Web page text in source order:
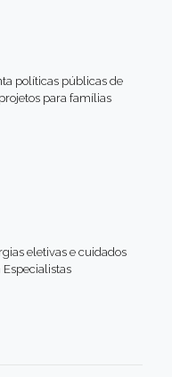
políticas públicas de
para famílias
eletivas e cuidados